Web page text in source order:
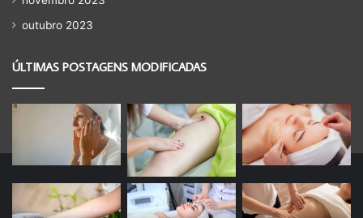
outubro 2023
ÚLTIMAS POSTAGENS MODIFICADAS